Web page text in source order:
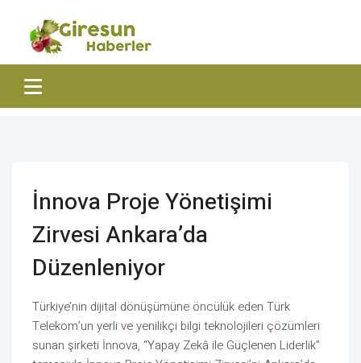
İnnova Proje Yönetişimi
Zirvesi Ankara’da
Düzenleniyor
Türkiye’nin dijital dönüşümüne öncülük eden Türk
Telekom’un yerli ve yenilikçi bilgi teknolojileri çözümleri
sunan şirketi İnnova, “Yapay Zekâ ile Güçlenen Liderlik”